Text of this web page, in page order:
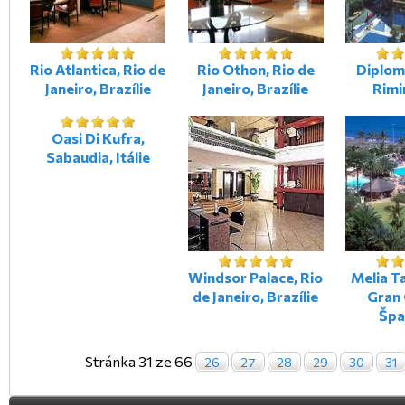
Rio Atlantica, Rio de
Janeiro, Brazílie
Rio Othon, Rio de
Janeiro, Brazílie
Oasi Di Kufra,
Sabaudia, Itálie
Windsor Palace, Rio
de Janeiro, Brazílie
Melia
Gran
Stránka 31 ze 66 26 27 28 29 30 31